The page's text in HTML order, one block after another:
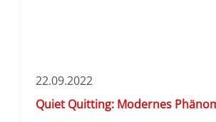
22.09.2022
Quiet Quitting: Modernes